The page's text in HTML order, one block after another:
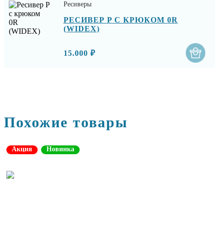
Ресиверы
РЕСИВЕР P С КРЮКОМ 0R
(WIDEX)
15.000 ₽
Похожие товары
Акция Новинка